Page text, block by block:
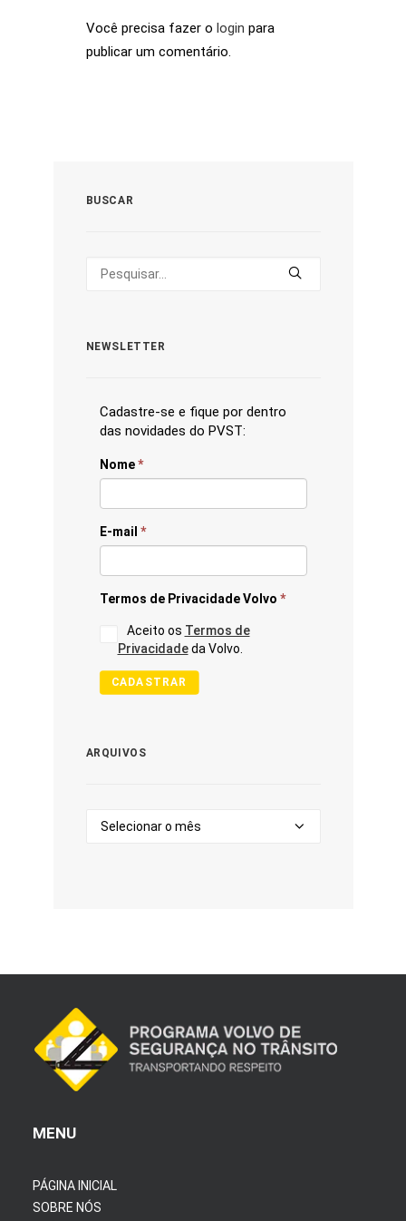
Você precisa fazer o login para
publicar um comentário.
BUSCAR
NEWSLETTER
Cadastre-se e fique por dentro
das novidades do PVST:
Nome*
E-mail *
Termos de Privacidade Volvo *
Aceito os Termos de
Privacidadeda Volvo.
CADASTRAR
ARQUIVOS
Arquivos
MENU
PÁGINA INICIAL
SOBRE NÓS